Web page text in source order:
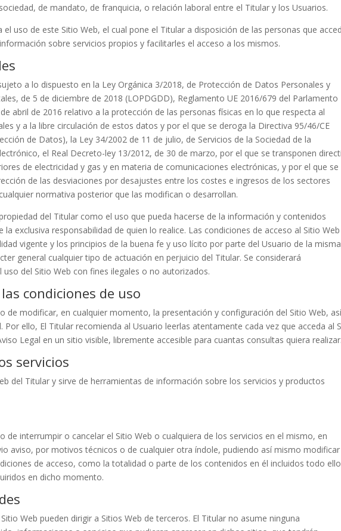
de mandato, de franquicia, o relación laboral entre el Titular y los Usuarios.
el uso de este Sitio Web, el cual pone el Titular a disposición de las personas que
sobre servicios propios y facilitarles el acceso a los mismos.
a lo dispuesto en la Ley Orgánica 3/2018, de Protección de Datos Personales y
de 5 de diciembre de 2018 (LOPDGDD), Reglamento UE 2016/679 del Parlamento
abril de 2016 relativo a la protección de las personas físicas en lo que respecta al
y a la libre circulación de estos datos y por el que se deroga la Directiva 95/46/CE
de Datos), la Ley 34/2002 de 11 de julio, de Servicios de la Sociedad de la
el Real Decreto-ley 13/2012, de 30 de marzo, por el que se transponen
de electricidad y gas y en materia de comunicaciones electrónicas, y por el que se
de las desviaciones por desajustes entre los costes e ingresos de los sectores
normativa posterior que las modifican o desarrollan.
del Titular como el uso que pueda hacerse de la información y contenidos
la exclusiva responsabilidad de quien lo realice. Las condiciones de acceso al Sitio Web
vigente y los principios de la buena fe y uso lícito por parte del Usuario de la
general cualquier tipo de actuación en perjuicio del Titular. Se considerará
del Sitio Web con fines ilegales o no autorizados.
condiciones de uso
de modificar, en cualquier momento, la presentación y configuración del Sitio Web,
Por ello, El Titular recomienda al Usuario leerlas atentamente cada vez que acceda al
Legal en un sitio visible, libremente accesible para cuantas consultas quiera realizar.
servicios
del Titular y sirve de herramientas de información sobre los servicios y productos
de interrumpir o cancelar el Sitio Web o cualquiera de los servicios en el mismo, en
aviso, por motivos técnicos o de cualquier otra índole, pudiendo así mismo modificar
de acceso, como la totalidad o parte de los contenidos en él incluidos todo
en dicho momento.
Web pueden dirigir a Sitios Web de terceros. El Titular no asume ninguna